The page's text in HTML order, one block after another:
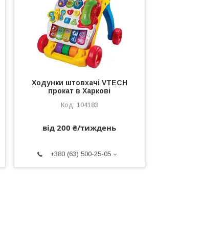
Ходунки штовхачі VTECH
прокат в Харкові
104183
від 200 ₴/тиждень
+380 (63) 500-25-05